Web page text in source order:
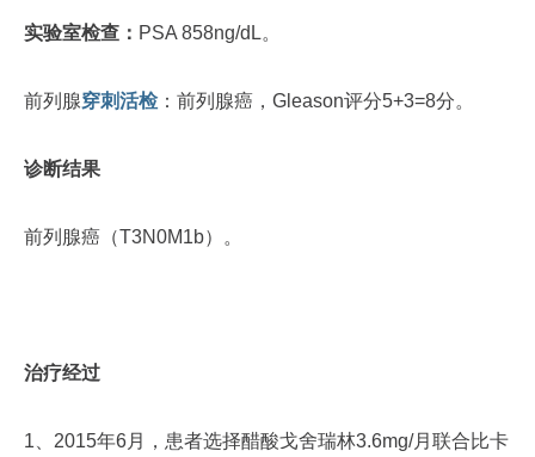
实验室检查： PSA 858ng/dL。
前列腺穿刺活检：前列腺癌，Gleason评分5+3=8分。
诊断结果
前列腺癌（T3N0M1b）。
治疗经过
1、2015年6月，患者选择醋酸戈舍瑞林3.6mg/月联合比卡